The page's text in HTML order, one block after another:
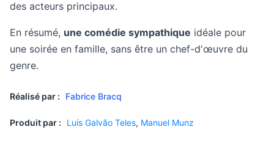
des acteurs principaux.
En résumé, une comédie sympathique idéale pour
une soirée en famille, sans être un chef-d'œuvre du
genre.
Réalisé par : Fabrice Bracq
Produit par : Luís Galvão Teles, Manuel Munz